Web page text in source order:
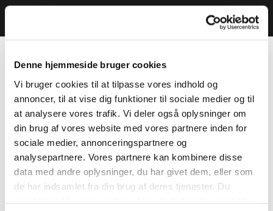
Denne hjemmeside bruger cookies
Vi bruger cookies til at tilpasse vores indhold og
annoncer, til at vise dig funktioner til sociale medier og til
at analysere vores trafik. Vi deler også oplysninger om
din brug af vores website med vores partnere inden for
sociale medier, annonceringspartnere og
analysepartnere. Vores partnere kan kombinere disse
data med andre oplysninger, du har givet dem, eller som
de har indsamlet fra din brug af deres tjenester. Du